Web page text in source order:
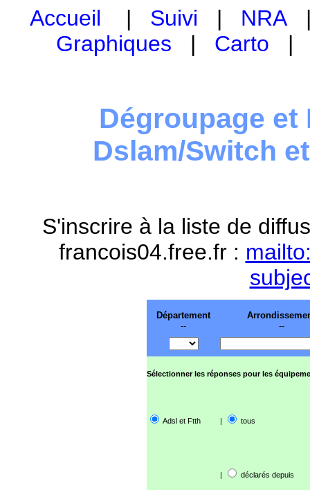
Accueil | Suivi | NRA
Graphiques | Carto
Dégroupage et
Dslam/Switch
S'inscrire à la liste de
francois04.free.fr :
Département
--
--
Sélectionner les réponses pour les
Adsl et Ftth | tous
| déclarés depuis